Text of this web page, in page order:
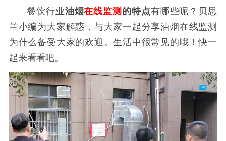
餐饮行业油烟在线监测 的特点有哪些呢？贝思
兰小编为大家解惑，与大家一起分享油烟在线监测
为什么备受大家的欢迎。生活中很常见的哦！快一
起来看看吧。